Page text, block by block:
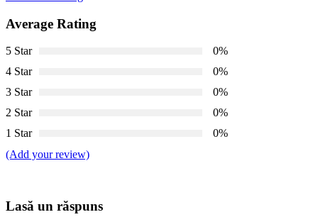
Average Rating
5 Star
0%
4 Star
0%
3 Star
0%
2 Star
0%
1 Star
0%
(Add your review)
Lasă un răspuns